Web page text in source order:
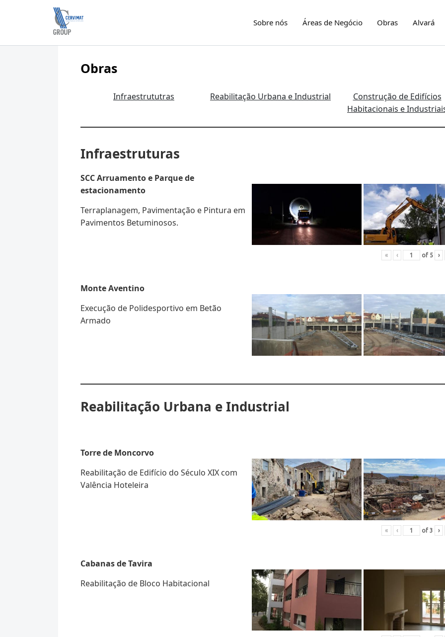
Skip to content
Cervimat Engenharia e Construção
Sobre nós Áreas de Negócio Obras Alvará
Obras
Infraestrututras Reabilitação Urbana e Industrial
Construção de Edifícios
Habitacionais e
Infraestruturas
SCC Arruamento e Parque de
estacionamento
Terraplanagem, Pavimentação e Pintura em
Pavimentos Betuminosos.
« ‹ of 5 ›
Monte Aventino
Execução de Polidesportivo em Betão
Armado
Reabilitação Urbana e Industrial
Torre de Moncorvo
Reabilitação de Edifício do Século XIX com
Valência Hoteleira
« ‹ of3 ›
Cabanas de Tavira
Reabilitação de Bloco Habitacional